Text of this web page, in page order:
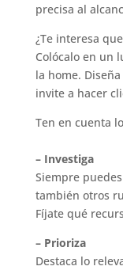
precisa al
¿Te interesa
Colócalo en un
la home.
invite a hacer
Ten en cuenta
– Investiga
Siempre
también otros
Fíjate qué
– Prioriza
Destaca lo